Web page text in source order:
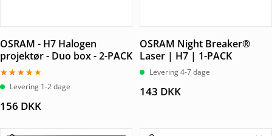
OSRAM - H7 Halogen
projektør - Duo box - 2-PACK
Vurderet
3.50
5
Levering 1-2 dage
156 DKK
OSRAM Night Breaker®
Laser | H7 | 1-PACK
Levering 4-7 dage
143 DKK